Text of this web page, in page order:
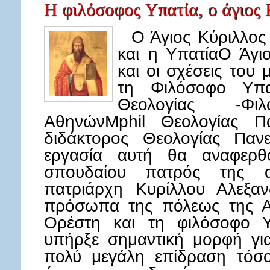
Η φιλόσοφος Υπατία, ο
Ο Άγιος
και η ΥπατίαΟ
και οι σχέσεις
τη Φιλόσοφο
Θεολογίας -
ΑθηνώνMphil Θεολογίας
διδάκτορος Θεολογίας
εργασία αυτή θα
σπουδαίου πατρός της
πατριάρχη Κυρίλλου
πρόσωπα της πόλεως της
Ορέστη και τη φιλόσοφο
υπήρξε σημαντική μορφή
πολύ μεγάλη επίδραση